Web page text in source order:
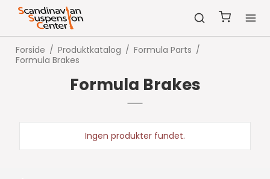
Forside / Produktkatalog / Formula Parts /
Formula Brakes
Formula Brakes
Ingen produkter fundet.